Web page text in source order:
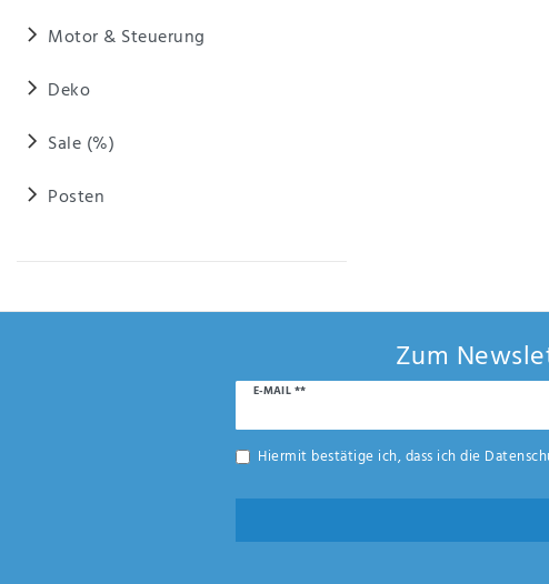
Motor & Steuerung
Deko
Sale (%)
Posten
Zum
E-MAIL **
Newsletter
Hiermit bestätige ich, dass ich die